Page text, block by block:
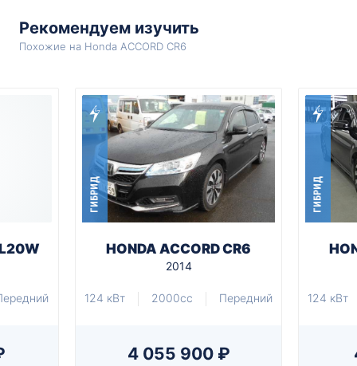
Рекомендуем изучить
Похожие на Honda ACCORD CR6
ГИБРИД
HONDA ACCORD CR6
2014
124 кВт 2000cc Передний
4 055 900 ₽
ГИБРИД
124 кВт